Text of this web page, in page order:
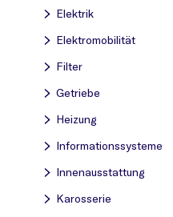
Elektrik
Elektromobilität
Filter
Getriebe
Heizung
Informationssysteme
Innenausstattung
Karosserie